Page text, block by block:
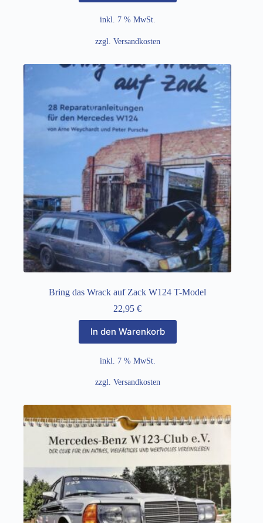
inkl. 7 % MwSt.
zzgl. Versandkosten
Bring das Wrack auf Zack W124 T-Model
22,95€
In den Warenkorb
inkl. 7 % MwSt.
zzgl. Versandkosten